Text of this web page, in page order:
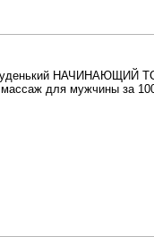
НАЧИНАЮЩИЙ ТС,
для мужчины за